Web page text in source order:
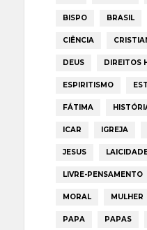
BISPO BRASIL
CIÊNCIA
DEUS DIREITOS
ESPIRITISMO
FÁTIMA
ICAR IGREJA
JESUS
LIVRE-PENSAMENTO
MORAL MULHER
PAPA PAPAS